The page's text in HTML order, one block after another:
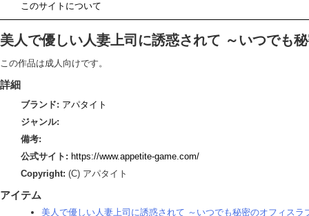
このサイトについて
美人で優しい人妻上司に誘惑されて ～いつでも
この作品は成人向けです。
詳細
ブランド: アパタイト
ジャンル:
備考:
公式サイト: https://www.appetite-game.com/
Copyright: (C) アパタイト
アイテム
美人で優しい人妻上司に誘惑されて ～いつでも秘密のオフィスラ